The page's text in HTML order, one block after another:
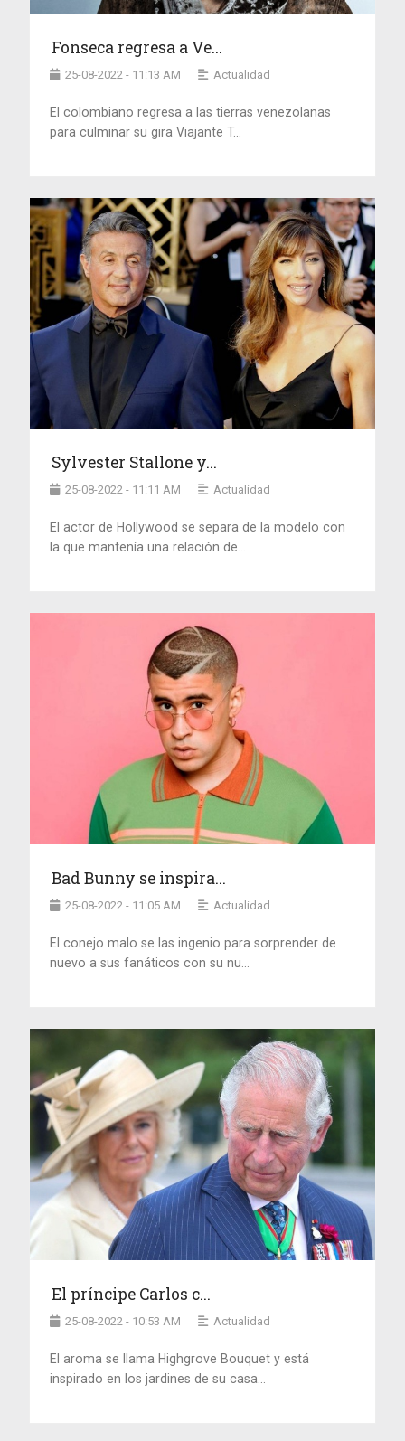
Fonseca regresa a Ve...
25-08-2022 - 11:13 AM Actualidad
El colombiano regresa a las tierras venezolanas
para culminar su gira Viajante T...
Sylvester Stallone y...
25-08-2022 - 11:11 AM Actualidad
El actor de Hollywood se separa de la modelo con
la que mantenía una relación de...
Bad Bunny se inspira...
25-08-2022 - 11:05 AM Actualidad
El conejo malo se las ingenio para sorprender de
nuevo a sus fanáticos con su nu...
El príncipe Carlos c...
25-08-2022 - 10:53 AM Actualidad
El aroma se llama Highgrove Bouquet y está
inspirado en los jardines de su casa...